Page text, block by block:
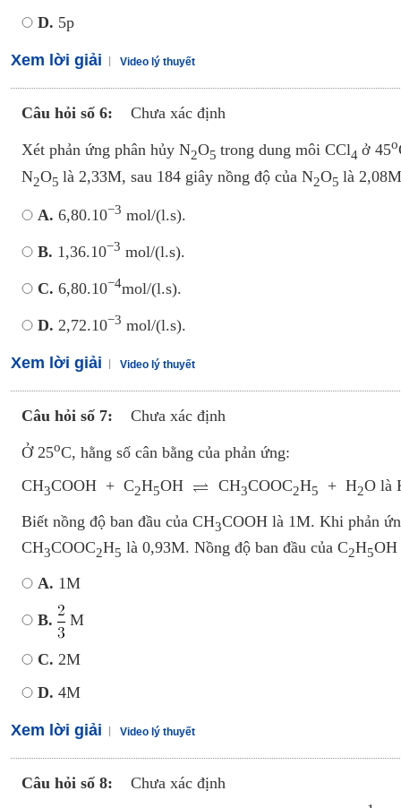
D. 5p
Xem lời giải Video lý thuyết
Câu hỏi số 6: Chưa xác định
Xét phản ứng phân hủy N2O5 trong dung môi CCl4 ở 45o
N2O5 là 2,33M, sau 184 giây nồng độ của N2O5 là
A. 6,80.10−3 mol/(l.s).
B. 1,36.10−3 mol/(l.s).
C. 6,80.10−4mol/(l.s).
D. 2,72.10−3 mol/(l.s).
Xem lời giải Video lý thuyết
Câu hỏi số 7: Chưa xác định
Ở 25oC, hằng số cân bằng của phản ứng:
CH3COOH + C2H5OH CH3COOC2H5 + H2O là
Biết nồng độ ban đầu của CH3COOH là 1M. Khi phản
CH3COOC2H5 là 0,93M. Nồng độ ban đầu của C2­H5OH
A. 1M
B. M
C. 2M
D. 4M
Xem lời giải Video lý thuyết
Câu hỏi số 8:
Chưa xác định